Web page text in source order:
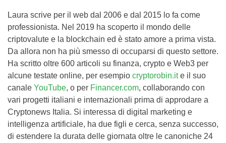
Laura scrive per il web dal 2006 e dal 2015 lo fa come
professionista. Nel 2019 ha scoperto il mondo delle
criptovalute e la blockchain ed è stato amore a prima vista.
Da allora non ha più smesso di occuparsi di questo settore.
Ha scritto oltre 600 articoli su finanza, crypto e Web3 per
alcune testate online, per esempio cryptorobin.it e il suo
canale YouTube, o per Financer.com, collaborando con
vari progetti italiani e internazionali prima di approdare a
Cryptonews Italia. Si interessa di digital marketing e
intelligenza artificiale, ha due figli e cerca, senza successo,
di estendere la durata delle giornata oltre le canoniche 24